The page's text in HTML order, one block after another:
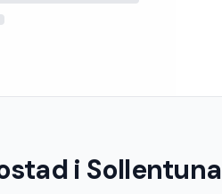
i Sollentuna